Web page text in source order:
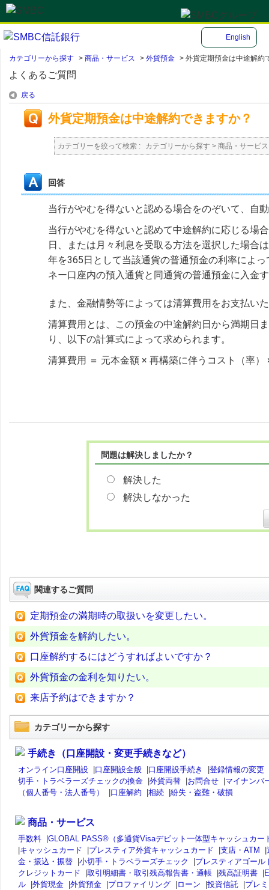
English
カテゴリーから探す > 商品・サービス > 外貨預金 > 外貨定期預金は中途解約
よくあるご質問
戻る
外貨定期預金は中途解約できますか？
カテゴリーを絞って検索 : カテゴリーから探す > 商品・サービス
回答
当行がやむを得ないと認める場合をのぞいて、自
当行がやむを得ないと認めて中途解約に応じる場
日、または月々利息を受取る方法を選択した場合
年を365日として当該通貨の普通預金の利率によ
ネー口座内の預入通貨と同通貨の普通預金に入金
また、金融情勢等によっては清算費用をお支払い
清算費用とは、この預金の中途解約日から満期日
り、以下の計算式によって求められます。
清算費用 ＝ 元本金額 × 再構築に伴うコスト（率
問題は解決しましたか？
解決した
解決しなかった
関連するご質問
定期預金の満期時の取扱いを変更したい。
外貨預金を解約したい。
口座解約するにはどうすればよいですか？
外貨預金の金利を知りたい。
来店予約はできますか？
カテゴリーから探す
手続き（口座開設・変更手続きなど）
オンライン口座開設 |口座開設全般 |口座開設手続き |登録情報の変更
切手・トラベラーズチェックの換金 |外貨両替 |お問合せ |マイナンバ
（個人番号・法人番号）
|口座解約 |相続 |紛失・盗難・破損
商品・サービス
手数料 |GLOBAL PASS®（多通貨Visaデビット一体型キャッシュカー
|キャッシュカード |プレスティア外貨キャッシュカード |支店・ATM |
金・振込・振替 |小切手・トラベラーズチェック |プレスティアゴール
クレジットカード
|取引明細書・取引残高報告書・通帳 |残高証明書 |
ル |外貨現金 |外貨預金 |プロファイリング |ローン |投資信託 |プレ